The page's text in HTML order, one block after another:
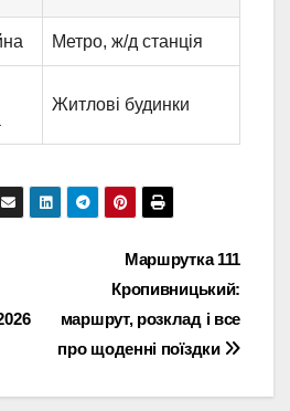
Метро, ж/д станція
Житлові будинки
Маршрутка 111
Кропивницький:
маршрут, розклад і все
про щоденні поїздки